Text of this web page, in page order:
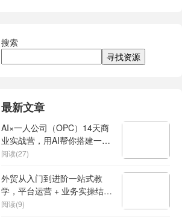
搜索
寻找资源
最新文章
AI×一人公司（OPC）14天商
业实战营，用AI帮你搭建一个
属于你自己的、能独立賺钱的
阅读(27)
外贸从入门到进阶一站式教
学，平台运营 + 业务实操结
合，实现业绩稳步增长
阅读(9)